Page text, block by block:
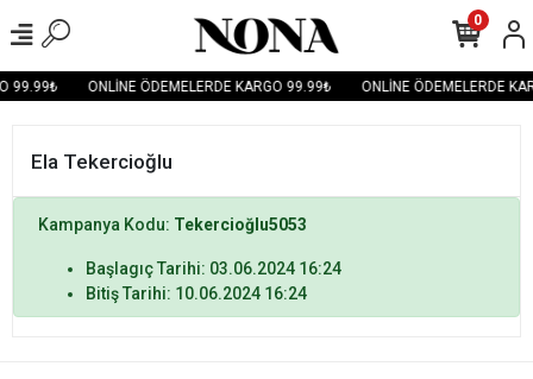
99.99₺ ONLİNE ÖDEMELERDE KARGO 99.99₺ ONLİNE ÖDEMELERDE
0
Ela Tekercioğlu
Kampanya Kodu: Tekercioğlu5053
Başlagıç Tarihi: 03.06.2024 16:24
Bitiş Tarihi: 10.06.2024 16:24